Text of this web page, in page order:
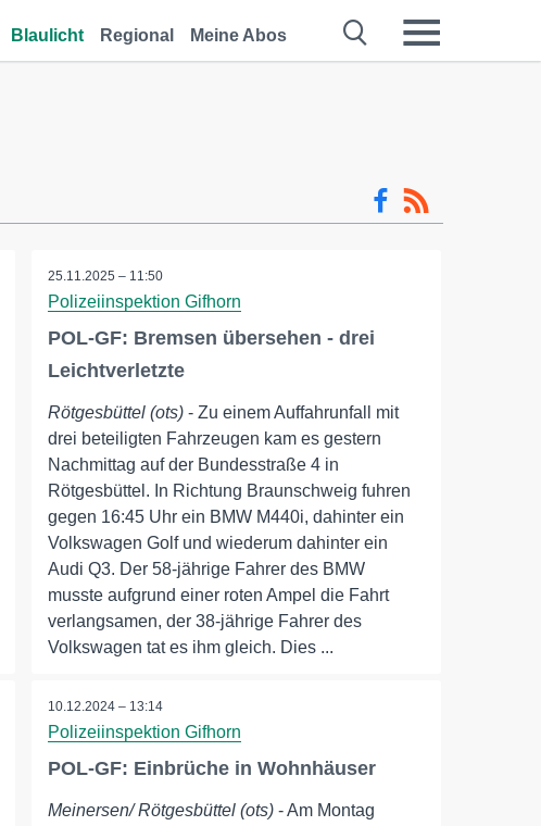
Blaulicht Regional Meine Abos
25.11.2025 – 11:50
Polizeiinspektion Gifhorn
POL-GF: Bremsen übersehen - drei
Leichtverletzte
Rötgesbüttel (ots) - Zu einem Auffahrunfall mit
drei beteiligten Fahrzeugen kam es gestern
Nachmittag auf der Bundesstraße 4 in
Rötgesbüttel. In Richtung Braunschweig fuhren
gegen 16:45 Uhr ein BMW M440i, dahinter ein
Volkswagen Golf und wiederum dahinter ein
Audi Q3. Der 58-jährige Fahrer des BMW
musste aufgrund einer roten Ampel die Fahrt
verlangsamen, der 38-jährige Fahrer des
Volkswagen tat es ihm gleich. Dies ...
10.12.2024 – 13:14
Polizeiinspektion Gifhorn
POL-GF: Einbrüche in Wohnhäuser
Meinersen/ Rötgesbüttel (ots) - Am Montag